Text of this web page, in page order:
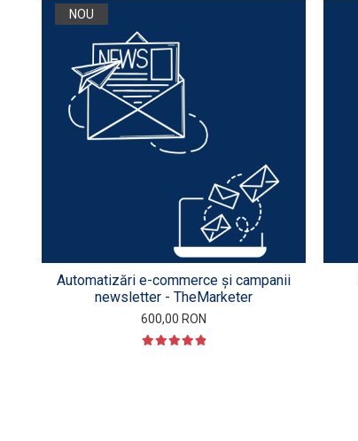
NOU
Automatizări e-commerce și campanii
newsletter - TheMarketer
600,00 RON